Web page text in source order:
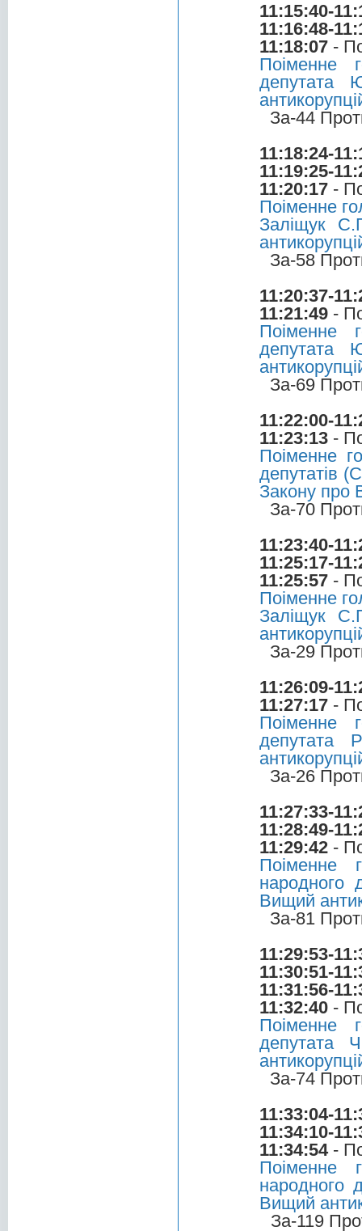
11:15:40-
11:16:48-
11:18:07 -
Поіменне
депутата
За-44
11:18:24-
11:19:25-
11:20:17 -
Поіменне
Заліщук
За-58
11:20:37-
11:21:49 -
Поіменне
депутата
За-69
11:22:00-
11:23:13 -
Поіменне
депутатів
Закону про
За-70
11:23:40-
11:25:17-
11:25:57 -
Поіменне
Заліщук
За-29
11:26:09-
11:27:17 -
Поіменне
депутата
За-26
11:27:33-
11:28:49-
11:29:42 -
Поіменне
народного
Вищий
За-81
11:29:53-
11:30:51-
11:31:56-
11:32:40 -
Поіменне
депутата
За-74
11:33:04-
11:34:10-
11:34:54-
Поіменне
народного
Вищий
За-119